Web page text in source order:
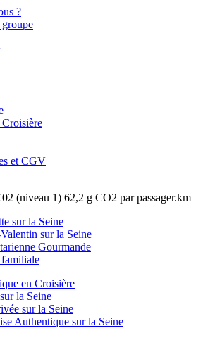
?
et CGV
(niveau 1) 62,2 g CO2 par passager.km
sur la Seine
sur la Seine
Gourmande
en Croisière
la Seine
sur la Seine
Authentique sur la Seine